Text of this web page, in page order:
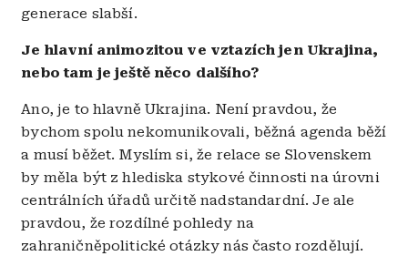
generace slabší.
Je hlavní animozitou ve vztazích jen Ukrajina,
nebo tam je ještě něco dalšího?
Ano, je to hlavně Ukrajina. Není pravdou, že
bychom spolu nekomunikovali, běžná agenda běží
a musí běžet. Myslím si, že relace se Slovenskem
by měla být z hlediska stykové činnosti na úrovni
centrálních úřadů určitě nadstandardní. Je ale
pravdou, že rozdílné pohledy na
zahraničněpolitické otázky nás často rozdělují.